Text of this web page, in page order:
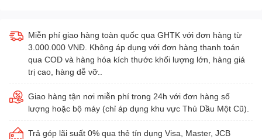
Miễn phí giao hàng toàn quốc qua GHTK với đơn hàng từ
3.000.000 VNĐ. Không áp dụng với đơn hàng thanh toán
qua COD và hàng hóa kích thước khối lượng lớn, hàng giá
trị cao, hàng dễ vỡ..
Giao hàng tận nơi miễn phí trong 24h với đơn hàng số
lượng hoặc bộ máy (chỉ áp dụng khu vực Thủ Dầu Một Cũ).
Trả góp lãi suất 0% qua thẻ tín dụng Visa, Master, JCB